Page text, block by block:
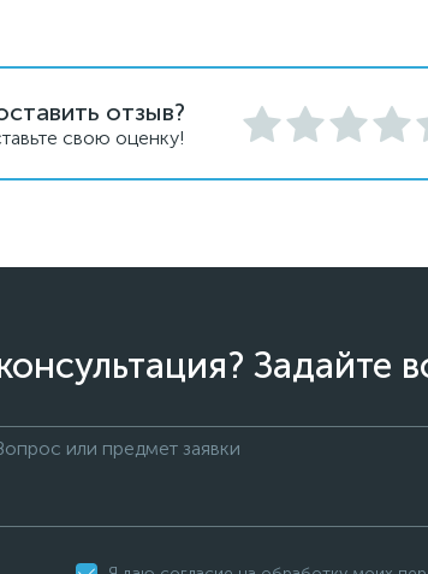
отзыв?
свою оценку!
Задайте